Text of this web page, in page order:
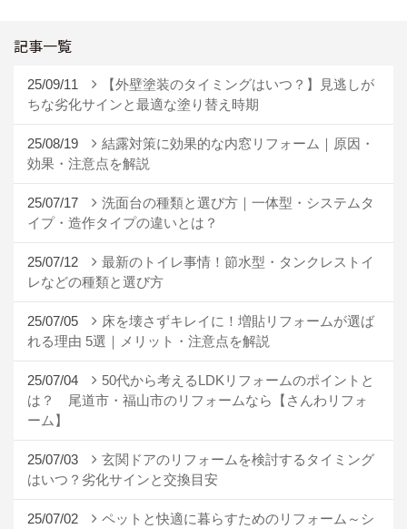
記事一覧
25/09/11
【外壁塗装のタイミングはいつ？】見逃しが
ちな劣化サインと最適な塗り替え時期
25/08/19
結露対策に効果的な内窓リフォーム｜原因・
効果・注意点を解説
25/07/17
洗面台の種類と選び方｜一体型・システムタ
イプ・造作タイプの違いとは？
25/07/12
最新のトイレ事情！節水型・タンクレストイ
レなどの種類と選び方
25/07/05
床を壊さずキレイに！増貼リフォームが選ば
れる理由 5選｜メリット・注意点を解説
25/07/04
50代から考えるLDKリフォームのポイントと
は？ 尾道市・福山市のリフォームなら【さんわリフォ
ーム】
25/07/03
玄関ドアのリフォームを検討するタイミング
はいつ？劣化サインと交換目安
25/07/02
ペットと快適に暮らすためのリフォーム～シ